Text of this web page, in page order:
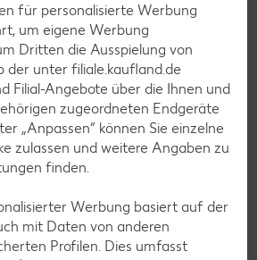
– Jetzt kostenlos
Service erhältst du wöchentlich
mit den neuesten Angeboten
für personalisierte Werbung
um eigene Werbung
Dritten die Ausspielung von
der unter filiale.kaufland.de
Filial-Angebote über die Ihnen und
zugeordneten Endgeräte
„Anpassen“ können Sie einzelne
zulassen und weitere Angaben zu
finden.
Werbung basiert auf der
mit Daten von anderen
Profilen. Dies umfasst